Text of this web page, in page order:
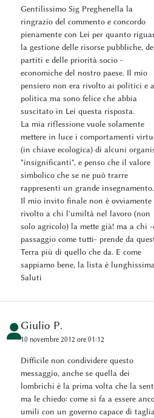
Gentilissimo Sig Preghenella la
ringrazio del commento e concordo
pienamente con Lei per quanto
la gestione delle risorse pubbliche,
partiti e delle priorità socio -
economiche del nostro paese. Il mio
pensiero non era rivolto ai politici e
politica ma sono felice che abbia
suscitato in Lei questa risposta.
La mia riflessione vuole solamente
mettere in luce i comportamenti
(in chiave ecologica) di alcuni
"insignificanti", e penso che il valore
simbolico che se ne può trarre
rappresenti un grande insegnamento.
Il mio invito finale non è ovviamente
rivolto a chi l'umiltà nel lavoro (non
solo agricolo) la mette già! ma a chi
passaggio come tutti- prende da
Terra più di quello che da. E come
sappiamo bene, la lista è
Saluti
Giulio P.
10 novembre 2012 ore 01:12
Difficile non condividere questo
messaggio, anche se quella dei
lombrichi è la prima volta che la
ma le chiedo: come si fa a essere
umili con un governo capace di